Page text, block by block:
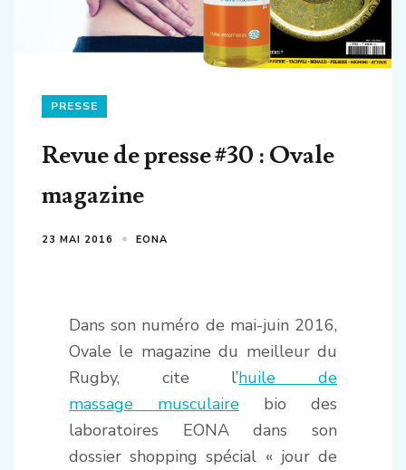
PRESSE
Revue de presse #30 : Ovale
magazine
23 MAI 2016 EONA
Dans son numéro de mai-juin 2016,
Ovale le magazine du meilleur du
Rugby, cite l’huile de
massage musculaire bio des
laboratoires EONA dans son
dossier shopping spécial « jour de